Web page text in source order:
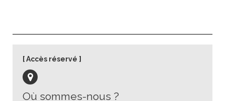
Où sommes-nous ?
Accès réservé